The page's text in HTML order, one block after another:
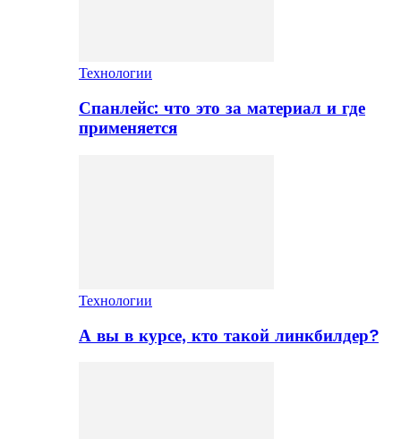
Технологии
Спанлейс: что это за материал и где
применяется
Технологии
А вы в курсе, кто такой линкбилдер?